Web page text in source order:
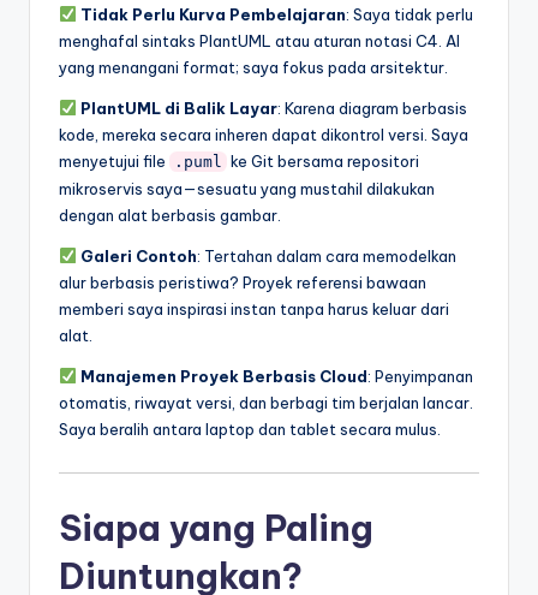
Tidak Perlu Kurva Pembelajaran: Saya tidak perlu
menghafal sintaks PlantUML atau aturan notasi C4. AI
yang menangani format; saya fokus pada arsitektur.
PlantUML di Balik Layar: Karena diagram berbasis
kode, mereka secara inheren dapat dikontrol versi. Saya
menyetujui file
.puml
ke Git bersama repositori
mikroservis saya—sesuatu yang mustahil dilakukan
dengan alat berbasis gambar.
Galeri Contoh: Tertahan dalam cara memodelkan
alur berbasis peristiwa? Proyek referensi bawaan
memberi saya inspirasi instan tanpa harus keluar dari
alat.
Manajemen Proyek Berbasis Cloud: Penyimpanan
otomatis, riwayat versi, dan berbagi tim berjalan lancar.
Saya beralih antara laptop dan tablet secara mulus.
Siapa yang Paling
Diuntungkan?